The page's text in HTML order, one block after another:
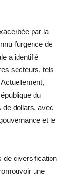
par la
l’urgence de
a identifié
secteurs, tels
du
de dollars, avec
et le
de diversification
une